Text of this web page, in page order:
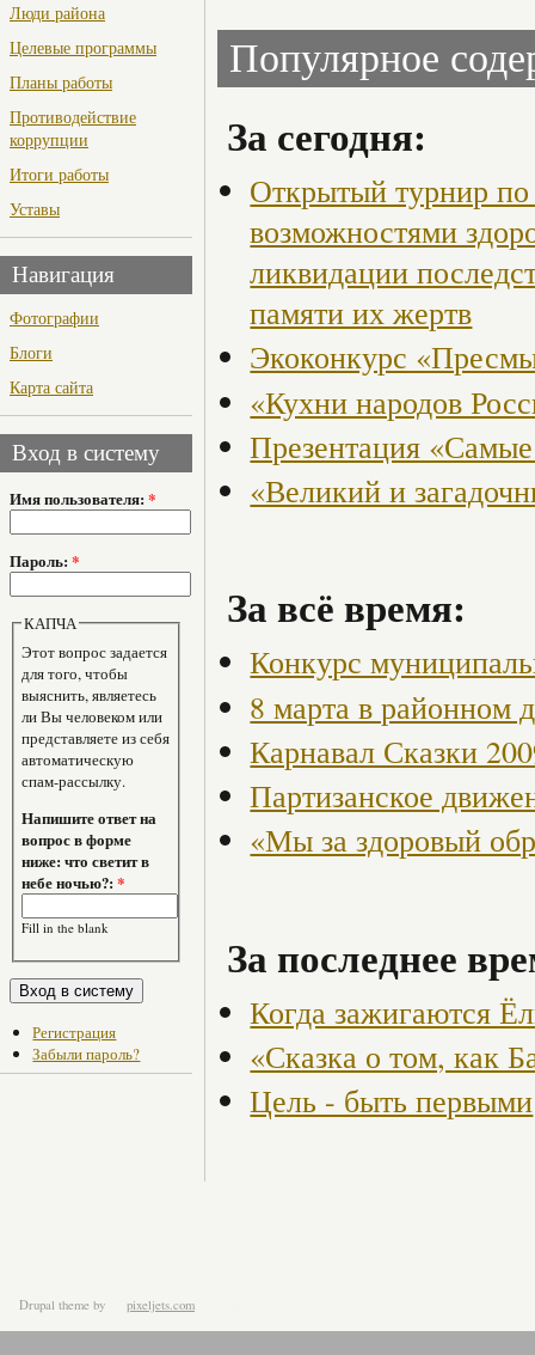
Люди района
Целевые программы
Планы работы
Противодействие
коррупции
Итоги работы
Уставы
Навигация
Фотографии
Блоги
Карта сайта
Вход в систему
Имя пользователя: *
Пароль: *
КАПЧА
Этот вопрос задается
для того, чтобы
выяснить, являетесь
ли Вы человеком или
представляете из себя
автоматическую
спам-рассылку.
Напишите ответ на
вопрос в форме
ниже: что светит в
небе ночью?:*
Fill in the blank
Регистрация
Забыли пароль?
Популярное
За сегодня:
Открытый турнир
возможностями
ликвидации
памяти их жертв
Экоконкурс
«Кухни народов
Презентация
«Великий и
За всё время:
Конкурс
8 марта в районном
Карнавал Сказки
Партизанское
«Мы за здоровый
За последнее
Когда зажигаются
«Сказка о том, как
Цель - быть первыми
Drupal theme by pixeljets.com